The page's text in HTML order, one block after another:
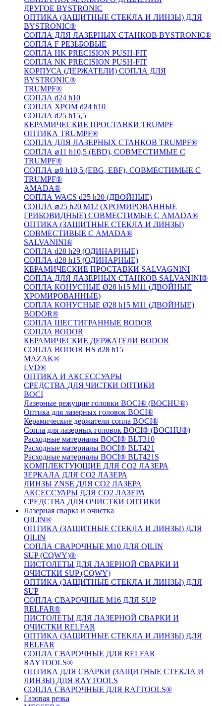
ДРУГОЕ BYSTRONIC
ОПТИКА (ЗАЩИТНЫЕ СТЕКЛА И ЛИНЗЫ) ДЛЯ
BYSTRONIC®
СОПЛА ДЛЯ ЛАЗЕРНЫХ СТАНКОВ BYSTRONIC®
СОПЛА F РЕЗЬБОВЫЕ
СОПЛА HK PRECISION PUSH-FIT
СОПЛА NK PRECISION PUSH-FIT
КОРПУСА (ДЕРЖАТЕЛИ) СОПЛА ДЛЯ
BYSTRONIC®
TRUMPF®
СОПЛА d24 h10
СОПЛА ХРОМ d24 h10
СОПЛА d25 h15,5
КЕРАМИЧЕСКИЕ ПРОСТАВКИ TRUMPF
ОПТИКА TRUMPF®
СОПЛА ДЛЯ ЛАЗЕРНЫХ СТАНКОВ TRUMPF®
СОПЛА ⌀11 h10,5 (EBD), СОВМЕСТИМЫЕ С
TRUMPF®
СОПЛА ⌀8 h10,5 (EBG, EBF), СОВМЕСТИМЫЕ С
TRUMPF®
AMADA®
СОПЛА WACS d25 h20 (ДВОЙНЫЕ)
СОПЛА ⌀25 h20 M12 (ХРОМИРОВАННЫЕ
ГРИБОВИДНЫЕ) СОВМЕСТИМЫЕ С AMADA®
ОПТИКА (ЗАЩИТНЫЕ СТЕКЛА И ЛИНЗЫ)
СОВМЕСТИВЫЕ С AMADA®
SALVANINI®
СОПЛА d28 h29 (ОДИНАРНЫЕ)
СОПЛА d28 h15 (ОДИНАРНЫЕ)
КЕРАМИЧЕСКИЕ ПРОСТАВКИ SALVAGNINI
СОПЛА ДЛЯ ЛАЗЕРНЫХ СТАНКОВ SALVANINI®
СОПЛА КОНУСНЫЕ Ø28 h15 M11 (ДВОЙНЫЕ
ХРОМИРОВАННЫЕ)
СОПЛА КОНУСНЫЕ Ø28 h15 M11 (ДВОЙНЫЕ)
BODOR®
СОПЛА ШЕСТИГРАННЫЕ BODOR
СОПЛА BODOR
КЕРАМИЧЕСКИЕ ДЕРЖАТЕЛИ BODOR
СОПЛА BODOR HS d28 h15
MAZAK®
LVD®
ОПТИКА И АКСЕССУАРЫ
СРЕДСТВА ДЛЯ ЧИСТКИ ОПТИКИ
BOCI
Лазерные режущие головки BOCI® (BOCHU®)
Оптика для лазерных головок BOCI®
Керамические держатели сопла BOCI®
Сопла для лазерных головок BOCI® (BOCHU®)
Расходные материалы BOCI® BLT310
Расходные материалы BOCI® BLT421
Расходные материалы BOCI® BLT421S
КОМПЛЕКТУЮЩИЕ ДЛЯ CO2 ЛАЗЕРА
ЗЕРКАЛА ДЛЯ CO2 ЛАЗЕРА
ЛИНЗЫ ZNSE ДЛЯ CO2 ЛАЗЕРА
АКСЕССУАРЫ ДЛЯ CO2 ЛАЗЕРА
СРЕДСТВА ДЛЯ ОЧИСТКИ ОПТИКИ
Лазерная сварка и очистка
QILIN®
ОПТИКА (ЗАЩИТНЫЕ СТЕКЛА И ЛИНЗЫ) ДЛЯ
QILIN
СОПЛА СВАРОЧНЫЕ M10 ДЛЯ QILIN
SUP (CQWY)®
ПИСТОЛЕТЫ ДЛЯ ЛАЗЕРНОЙ СВАРКИ И
ОЧИСТКИ SUP (CQWY)
ОПТИКА (ЗАЩИТНЫЕ СТЕКЛА И ЛИНЗЫ) ДЛЯ
SUP
СОПЛА СВАРОЧНЫЕ M16 ДЛЯ SUP
RELFAR®
ПИСТОЛЕТЫ ДЛЯ ЛАЗЕРНОЙ СВАРКИ И
ОЧИСТКИ RELFAR
ОПТИКА (ЗАЩИТНЫЕ СТЕКЛА И ЛИНЗЫ) ДЛЯ
RELFAR
СОПЛА СВАРОЧНЫЕ ДЛЯ RELFAR
RAYTOOLS®
ОПТИКА ДЛЯ СВАРКИ (ЗАЩИТНЫЕ СТЕКЛА И
ЛИНЗЫ) ДЛЯ RAYTOOLS
СОПЛА СВАРОЧНЫЕ ДЛЯ RATTOOLS®
Газовая резка